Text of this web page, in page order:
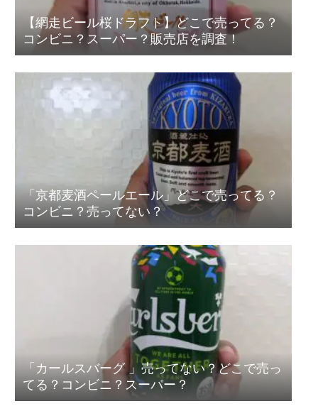
【網走ビール桜ドラフト】どこで売ってる？
コンビニ？スーパー？販売店を調査！
「京都麦酒ペールエール」どこで売ってる？
コンビニ？売ってない？
「カールスバーグ 」売ってない？どこで売っ
てる？コンビニ？スーパー？